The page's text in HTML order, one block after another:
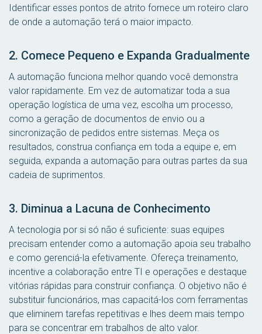
Identificar esses pontos de atrito fornece um roteiro claro
de onde a automação terá o maior impacto.
2. Comece Pequeno e Expanda Gradualmente
A automação funciona melhor quando você demonstra
valor rapidamente. Em vez de automatizar toda a sua
operação logística de uma vez, escolha um processo,
como a geração de documentos de envio ou a
sincronização de pedidos entre sistemas. Meça os
resultados, construa confiança em toda a equipe e, em
seguida, expanda a automação para outras partes da sua
cadeia de suprimentos.
3. Diminua a Lacuna de Conhecimento
A tecnologia por si só não é suficiente: suas equipes
precisam entender como a automação apoia seu trabalho
e como gerenciá-la efetivamente. Ofereça treinamento,
incentive a colaboração entre TI e operações e destaque
vitórias rápidas para construir confiança. O objetivo não é
substituir funcionários, mas capacitá-los com ferramentas
que eliminem tarefas repetitivas e lhes deem mais tempo
para se concentrar em trabalhos de alto valor.